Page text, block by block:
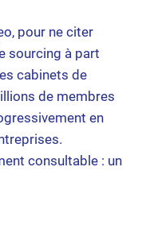
pour ne citer
sourcing à part
cabinets de
de membres
en
consultable : un